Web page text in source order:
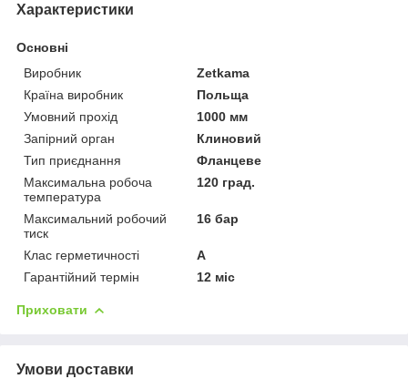
Характеристики
Основні
Виробник
Zetkama
Країна виробник
Польща
Умовний прохід
1000 мм
Запірний орган
Клиновий
Тип приєднання
Фланцеве
Максимальна робоча
температура
120 град.
Максимальний робочий
тиск
16 бар
Клас герметичності
А
Гарантійний термін
12 міс
Приховати
Умови доставки